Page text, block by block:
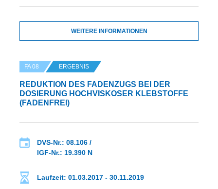
WEITERE INFORMATIONEN
FA 08 ERGEBNIS
REDUKTION DES FADENZUGS BEI DER
DOSIERUNG HOCHVISKOSER KLEBSTOFFE
(FADENFREI)
DVS-Nr.: 08.106 /
IGF-Nr.: 19.390 N
Laufzeit: 01.03.2017 - 30.11.2019